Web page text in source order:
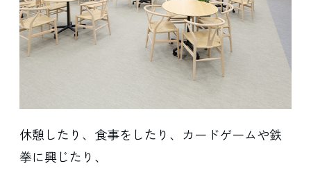
休憩したり、食事をしたり、カードゲームや鉄
拳に興じたり、